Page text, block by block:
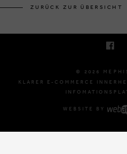
ZURÜCK ZUR ÜBERSICHT
© 2026
KLARER E-COMMERCE
WEBSITE BY